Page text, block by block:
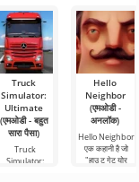
Truck
Simulator:
Ultimate
(एमओडी - बहुत
सारा पैसा)
Truck
Simulator:
Hello
Neighbor
(एमओडी -
अनलॉक)
Hello Neighbor
एक कहानी है जो
"हाउ टू गेट योर